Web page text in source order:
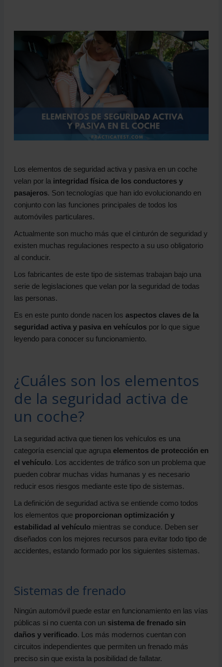
Los elementos de seguridad activa y pasiva en un coche
velan por la integridad física de los conductores y
pasajeros. Son tecnologías que han ido evolucionando en
conjunto con las funciones principales de todos los
automóviles particulares.
Actualmente son mucho más que el cinturón de seguridad y
existen muchas regulaciones respecto a su uso obligatorio
al conducir.
Los fabricantes de este tipo de sistemas trabajan bajo una
serie de legislaciones que velan por la seguridad de todas
las personas.
Es en este punto donde nacen los aspectos claves de la
seguridad activa y pasiva en vehículospor lo que sigue
leyendo para conocer su funcionamiento.
¿Cuáles son los elementos
de la seguridad activa de
un coche?
La seguridad activa que tienen los vehículos es una
categoría esencial que agrupaelementos de protección en
el vehículo. Los accidentes de tráfico son un problema que
pueden cobrar muchas vidas humanas y es necesario
reducir esos riesgos mediante este tipo de sistemas.
La definición de seguridad activa se entiende como todos
los elementos que proporcionan optimización y
estabilidad al vehículomientras se conduce. Deben ser
diseñados con los mejores recursos para evitar todo tipo de
accidentes, estando formado por los siguientes sistemas.
Sistemas de frenado
Ningún automóvil puede estar en funcionamiento en las vías
públicas si no cuenta con un sistema de frenado sin
daños y verificado. Los más modernos cuentan con
circuitos independientes que permiten un frenado más
preciso sin que exista la posibilidad de fallatar.